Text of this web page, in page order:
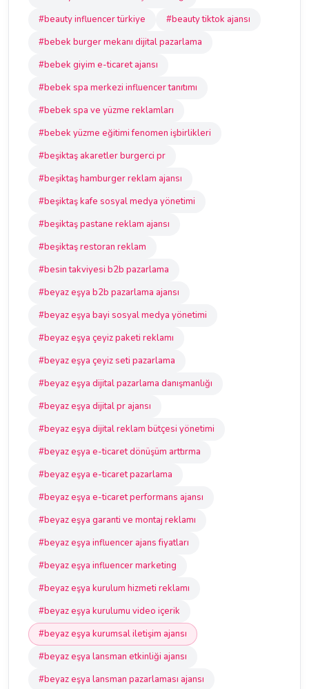
#beauty influencer türkiye
#beauty tiktok ajansı
#bebek burger mekanı dijital pazarlama
#bebek giyim e-ticaret ajansı
#bebek spa merkezi influencer tanıtımı
#bebek spa ve yüzme reklamları
#bebek yüzme eğitimi fenomen işbirlikleri
#beşiktaş akaretler burgerci pr
#beşiktaş hamburger reklam ajansı
#beşiktaş kafe sosyal medya yönetimi
#beşiktaş pastane reklam ajansı
#beşiktaş restoran reklam
#besin takviyesi b2b pazarlama
#beyaz eşya b2b pazarlama ajansı
#beyaz eşya bayi sosyal medya yönetimi
#beyaz eşya çeyiz paketi reklamı
#beyaz eşya çeyiz seti pazarlama
#beyaz eşya dijital pazarlama danışmanlığı
#beyaz eşya dijital pr ajansı
#beyaz eşya dijital reklam bütçesi yönetimi
#beyaz eşya e-ticaret dönüşüm arttırma
#beyaz eşya e-ticaret pazarlama
#beyaz eşya e-ticaret performans ajansı
#beyaz eşya garanti ve montaj reklamı
#beyaz eşya influencer ajans fiyatları
#beyaz eşya influencer marketing
#beyaz eşya kurulum hizmeti reklamı
#beyaz eşya kurulumu video içerik
#beyaz eşya kurumsal iletişim ajansı
#beyaz eşya lansman etkinliği ajansı
#beyaz eşya lansman pazarlaması ajansı